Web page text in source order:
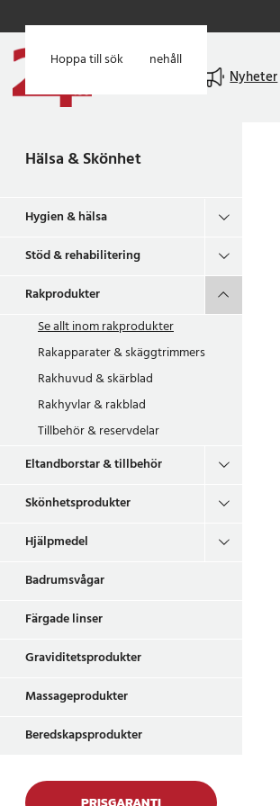
Hoppa till huvudinnehåll
Hoppa till sök
Nyheter
Hälsa & Skönhet
Hygien & hälsa
Stöd & rehabilitering
Rakprodukter
Se allt inomrakprodukter
Rakapparater & skäggtrimmers
Rakhuvud & skärblad
Rakhyvlar & rakblad
Tillbehör & reservdelar
Eltandborstar & tillbehör
Skönhetsprodukter
Hjälpmedel
Badrumsvågar
Färgade linser
Graviditetsprodukter
Massageprodukter
Beredskapsprodukter